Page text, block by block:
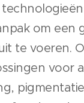
om een
te voeren.
voor